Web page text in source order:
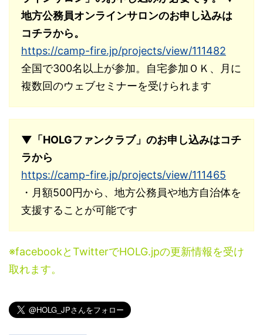
地方公務員オンラインサロンのお申し込みは
コチラから。
https://camp-fire.jp/projects/view/111482
全国で300名以上が参加。自宅参加ＯＫ、月に
複数回のウェブセミナーを受けられます
▼「HOLGファンクラブ」のお申し込みはコチ
ラから
https://camp-fire.jp/projects/view/111465
・月額500円から、地方公務員や地方自治体を
支援することが可能です
※facebookとTwitterでHOLG.jpの更新情報を受け
取れます。